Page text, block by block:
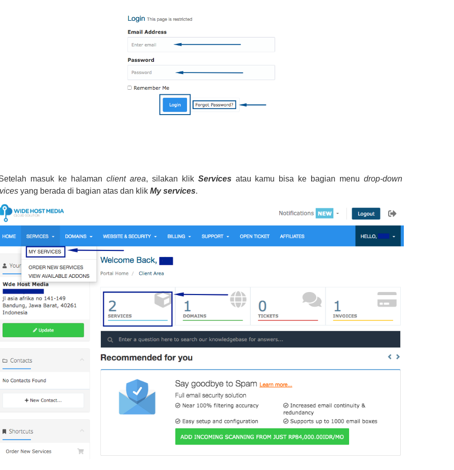
masuk ke halamanclient area, silakan klik Services atau kamu bisa ke bagian menu drop-down
yang berada di bagian atas dan klik My services.